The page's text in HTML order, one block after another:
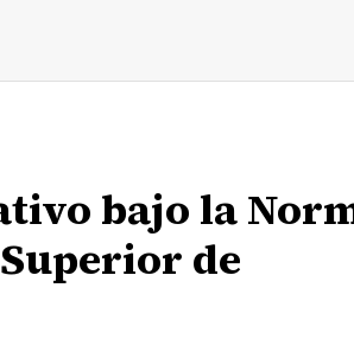
bajo la
de